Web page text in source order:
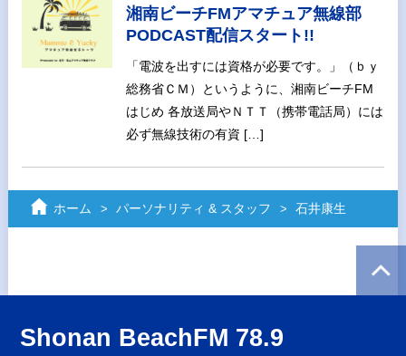
湘南ビーチFMアマチュア無線部
PODCAST配信スタート!!
「電波を出すには資格が必要です。」（ｂｙ
総務省ＣＭ）というように、湘南ビーチFM
はじめ 各放送局やＮＴＴ（携帯電話局）には
必ず無線技術の有資 […]
ホーム パーソナリティ & スタッフ 石井康生
Shonan BeachFM 78.9